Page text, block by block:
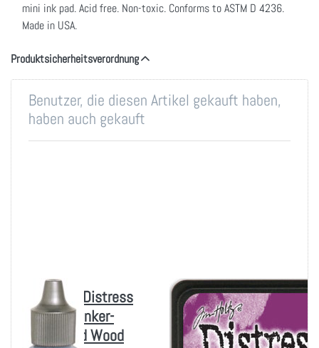
mini ink pad. Acid free. Non-toxic. Conforms to ASTM D 4236.
Made in USA.
Produktsicherheitsverordnung
Benutzer, die diesen Artikel gekauft haben,
haben auch gekauft
Tim Holtz Distress
Oxides Reinker-
Weathered Wood
Tim Holtz Distress
Mini Ink Pad-
Seedless Preserves